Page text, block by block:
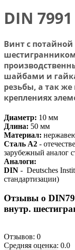
DIN 7991
Винт с
шайбами и
резьбы, а так
креплениях
Диаметр: 10 мм
Длина: 50 мм
Материал:
Сталь А2 -
зарубежный аналог
Аналоги:
DIN - Deutsches
стандартизации)
Отзывы о
внутр.
Отзывов: 0
Средняя оценка: 0.0